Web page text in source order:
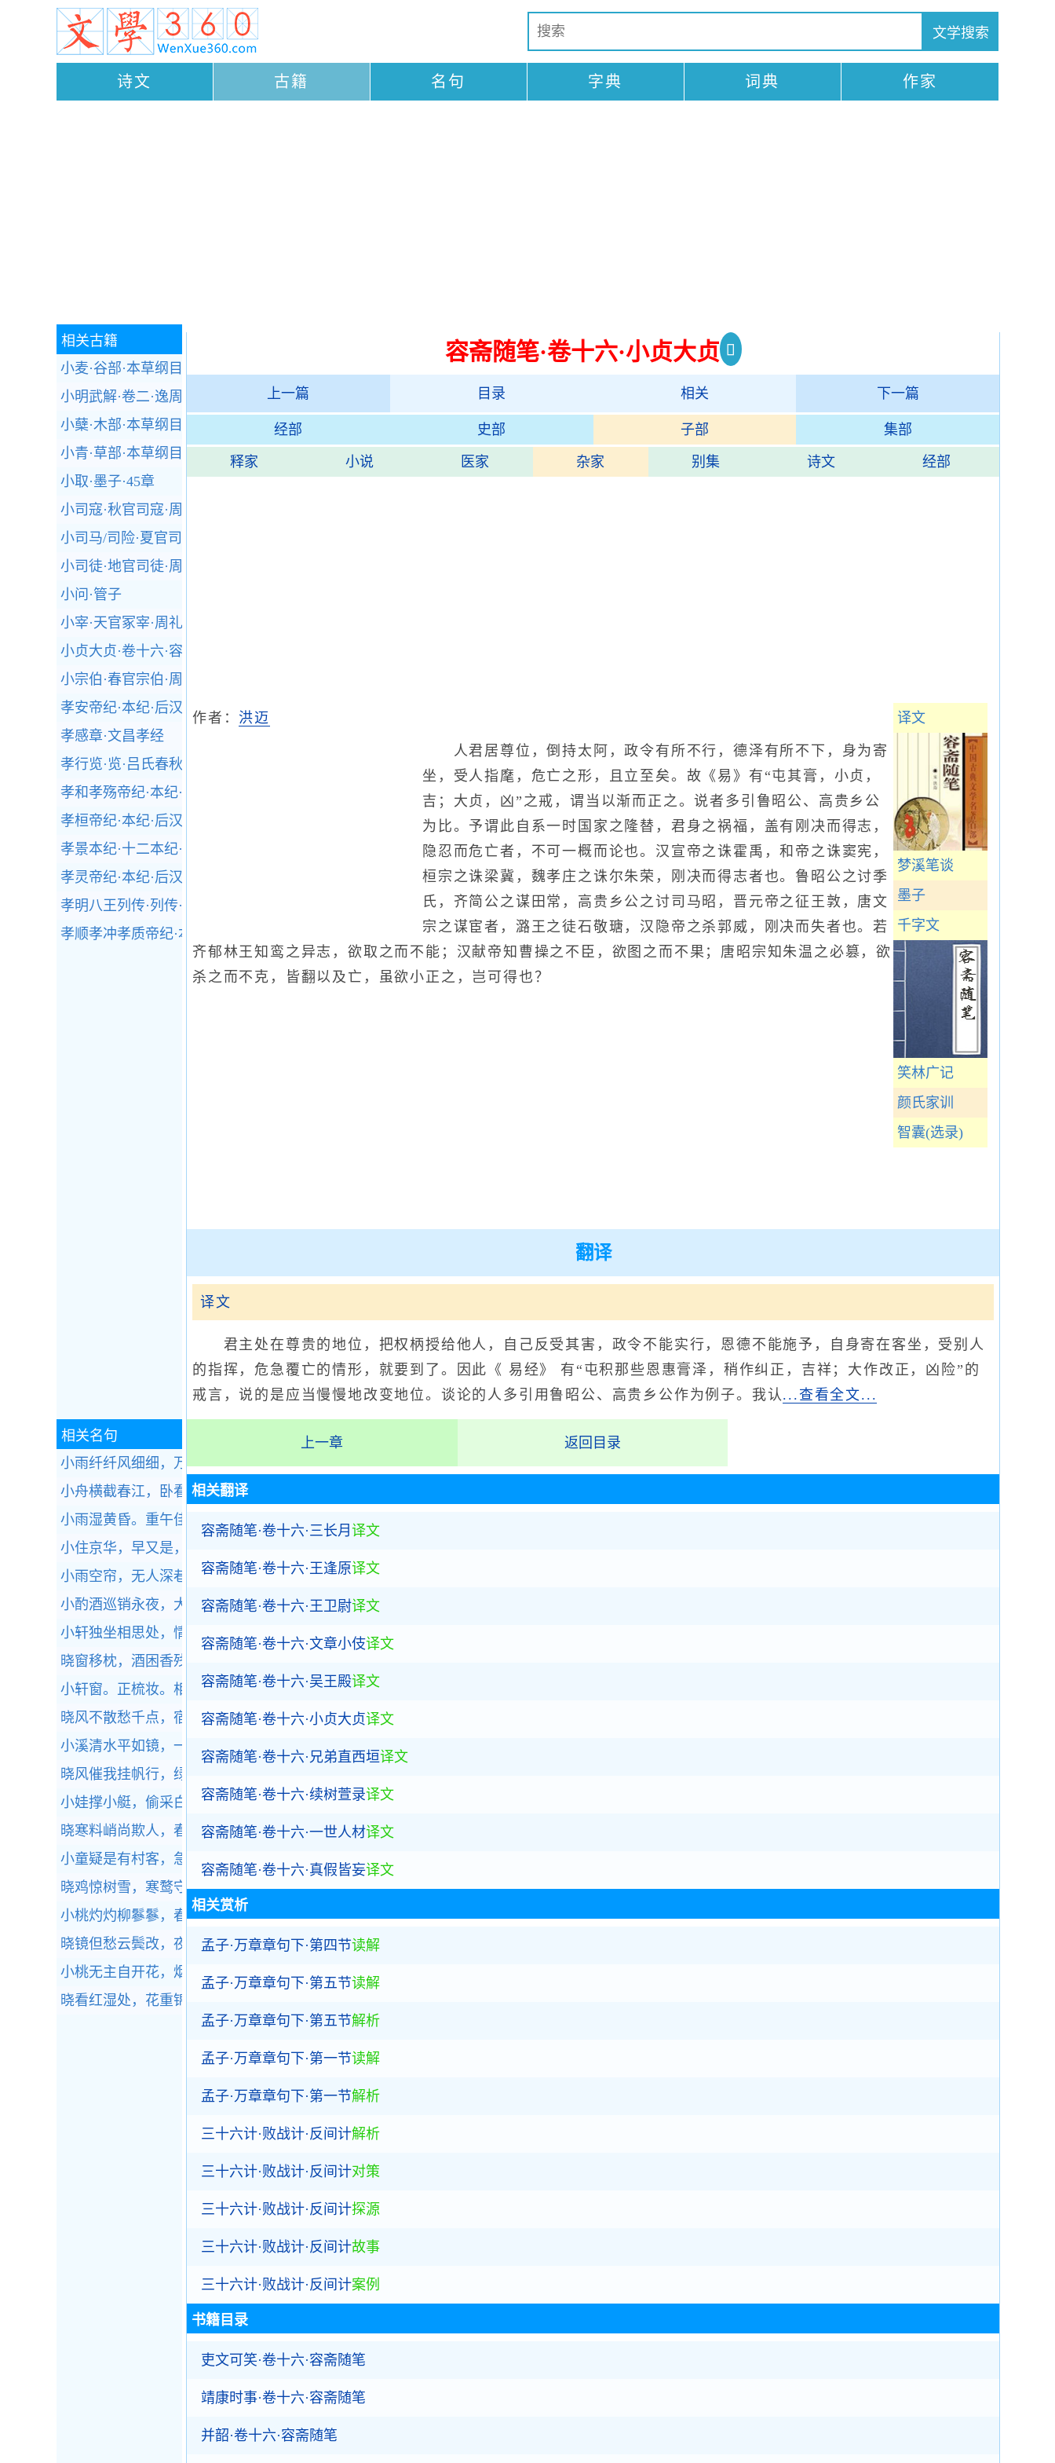
诗文 古籍 名句 字典 词典 作家
容斋随笔·卷十六·小贞大贞
上一篇 目录 相关 下一篇
经部 史部 子部 集部
释家 小说 医家 杂家 别集 诗文 经部
译文
梦溪笔谈
墨子
千字文
笑林广记
颜氏家训
智囊(选录)
作者： 洪迈
人君居尊位，倒持太阿，政令有所不行，德泽有所不下，身为寄
坐，受人指麾，危亡之形，且立至矣。故《易》有“屯其膏，小贞，
吉；大贞，凶”之戒，谓当以渐而正之。说者多引鲁昭公、高贵乡公
为比。予谓此自系一时国家之隆替，君身之祸福，盖有刚决而得志，
隐忍而危亡者，不可一概而论也。汉宣帝之诛霍禹，和帝之诛窦宪，
桓宗之诛梁冀，魏孝庄之诛尔朱荣，刚决而得志者也。鲁昭公之讨季
氏，齐简公之谋田常，高贵乡公之讨司马昭，晋元帝之征王敦，唐文
宗之谋宦者，潞王之徒石敬瑭，汉隐帝之杀郭威，刚决而失者也。若
齐郁林王知鸾之异志，欲取之而不能；汉献帝知曹操之不臣，欲图之而不果；唐昭宗知朱温之必篡，欲
杀之而不克，皆翻以及亡，虽欲小正之，岂可得也？
翻译
译文
君主处在尊贵的地位，把权柄授给他人，自己反受其害，政令不能实行，恩德不能施予，自身寄在客坐，受别人
的指挥，危急覆亡的情形，就要到了。因此《 易经》 有“屯积那些恩惠膏泽，稍作纠正，吉祥；大作改正，凶险”的
戒言，说的是应当慢慢地改变地位。谈论的人多引用鲁昭公、高贵乡公作为例子。我认...查看全文...
上一章 返回目录
相关翻译
容斋随笔·卷十六·三长月 译文
容斋随笔·卷十六·王逢原译文
容斋随笔·卷十六·王卫尉译文
容斋随笔·卷十六·文章小伎译文
容斋随笔·卷十六·吴王殿译文
容斋随笔·卷十六·小贞大贞译文
容斋随笔·卷十六·兄弟直西垣译文
容斋随笔·卷十六·续树萱录译文
容斋随笔·卷十六·一世人材译文
容斋随笔·卷十六·真假皆妄译文
相关赏析
孟子·万章章句下·第四节读解
孟子·万章章句下·第五节读解
孟子·万章章句下·第五节解析
孟子·万章章句下·第一节读解
孟子·万章章句下·第一节解析
三十六计·败战计·反间计解析
三十六计·败战计·反间计对策
三十六计·败战计·反间计探源
三十六计·败战计·反间计故事
三十六计·败战计·反间计案例
书籍目录
吏文可笑·卷十六·容斋随笔
靖康时事·卷十六·容斋随笔
并韶·卷十六·容斋随笔
相关古籍
小麦·谷部·本草纲目
小明武解·卷二·逸周书
小蘖·木部·本草纲目
小青·草部·本草纲目
小取·墨子·45章
小司寇·秋官司寇·周礼
小司马/司险·夏官司马·周礼
小司徒·地官司徒·周礼
小问·管子
小宰·天官冢宰·周礼
小贞大贞·卷十六·容斋随笔
小宗伯·春官宗伯·周礼
孝安帝纪·本纪·后汉书
孝感章·文昌孝经
孝行览·览·吕氏春秋
孝和孝殇帝纪·本纪·后汉书
孝桓帝纪·本纪·后汉书
孝景本纪·十二本纪·史记
孝灵帝纪·本纪·后汉书
孝明八王列传·列传·后汉书
孝顺孝冲孝质帝纪·本纪·后汉书
相关名句
小雨纤纤风细细，万家杨柳青烟里。全诗赏析
小舟横截春江，卧看翠壁红楼起。
小雨湿黄昏。重午佳辰独掩门。
全诗赏析
小住京华，早又是，中秋佳节。
小雨空帘，无人深巷，已早杏花先卖。 全诗赏析
小酌酒巡销永夜，大开口笑送残年。全诗赏析
小轩独坐相思处，情绪好无聊。
全诗赏析
晓窗移枕，酒困香残，春阴帘卷。
小轩窗。正梳妆。相顾无言，惟有泪千行。全诗赏析
晓风不散愁千点，宿雨还添泪一痕。全诗赏析
小溪清水平如镜，一叶飞来浪细生。
全诗赏析
晓风催我挂帆行，绿涨春芜岸欲平。
小娃撑小艇，偷采白莲回。全诗赏析
晓寒料峭尚欺人，春态苗条先到柳。全诗赏析
小童疑是有村客，急向柴门去却关。
全诗赏析
晓鸡惊树雪，寒鹜守冰池。全诗赏析
小桃灼灼柳鬖鬖，春色满江南。全诗赏析
晓镜但愁云鬓改，夜吟应觉月光寒。全诗赏析
小桃无主自开花，烟草茫茫带晓鸦。 全诗赏析
晓看红湿处，花重锦官城。